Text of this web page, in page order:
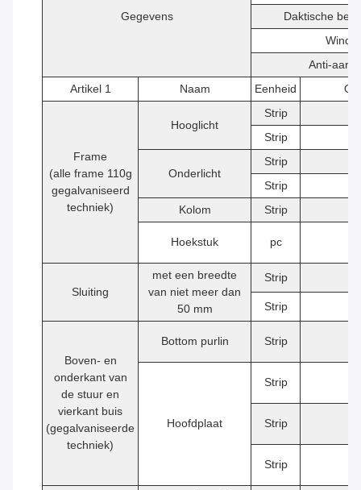
Gegevens
Daktische
Anti-
Artikel 1
Naam Eenheid Qty
Frame
(alle frame 110g
gegalvaniseerd
techniek)
Hooglicht
Strip
Strip
Onderlicht
Strip
Strip
Kolom
Strip
Hoekstuk pc
Sluiting
met een breedte
van niet meer dan
50 mm
Strip
Strip
Boven- en
onderkant van
de stuur en
vierkant buis
(gegalvaniseerde
techniek)
Bottom purlin Strip
Hoofdplaat
Strip
Strip
Strip